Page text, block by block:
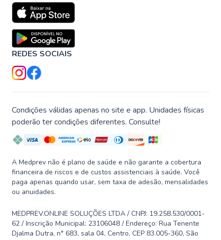
REDES SOCIAIS
Condições válidas apenas no site e app. Unidades físicas
poderão ter condições diferentes. Consulte!
A Medprev não é plano de saúde e não garante a cobertura
financeira de riscos e de custos assistenciais à saúde. Você
paga apenas quando usar, sem taxa de adesão, mensalidades
ou anuidades.
MEDPREV.ONLINE SOLUÇÕES LTDA / CNPJ: 19.258.530/0001-
62 / Inscrição Municipal: 23106048 / Endereço: Rua Tenente
Djalma Dutra, n° 683, sala 04, Centro, CEP 83.005-360, São